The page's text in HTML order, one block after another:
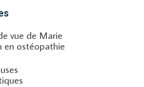
vue de Marie
en ostéopathie